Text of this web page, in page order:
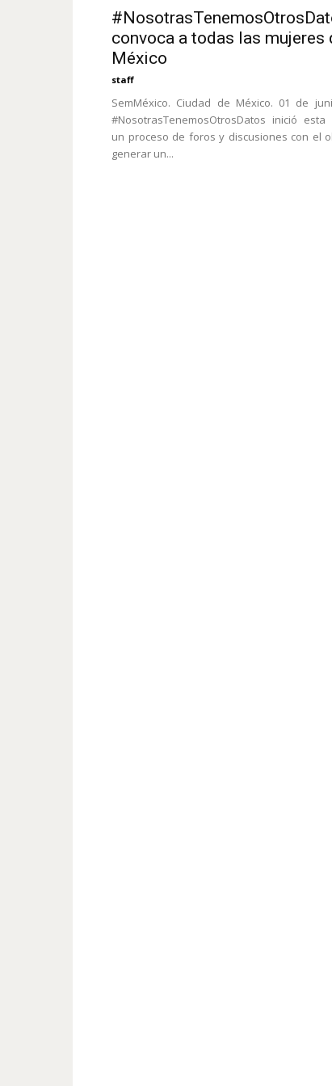
convoca a todas las mujeres
México
staff
SemMéxico. Ciudad de México. 01 de
#NosotrasTenemosOtrosDatos inició esta
un proceso de foros y discusiones con el
generar un...